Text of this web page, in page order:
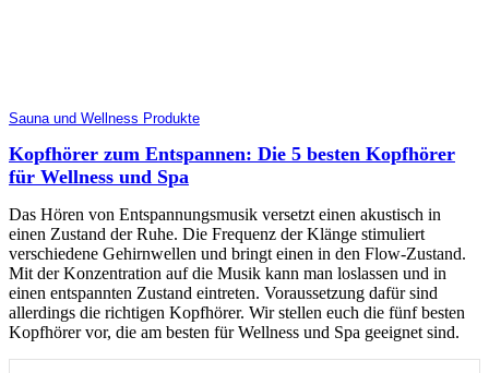
Sauna und Wellness Produkte
Kopfhörer zum Entspannen: Die 5 besten Kopfhörer
für Wellness und Spa
Das Hören von Entspannungsmusik versetzt einen akustisch in
einen Zustand der Ruhe. Die Frequenz der Klänge stimuliert
verschiedene Gehirnwellen und bringt einen in den Flow-Zustand.
Mit der Konzentration auf die Musik kann man loslassen und in
einen entspannten Zustand eintreten. Voraussetzung dafür sind
allerdings die richtigen Kopfhörer. Wir stellen euch die fünf besten
Kopfhörer vor, die am besten für Wellness und Spa geeignet sind.